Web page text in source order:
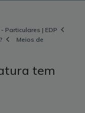
Particulares | EDP
Meios de
tem